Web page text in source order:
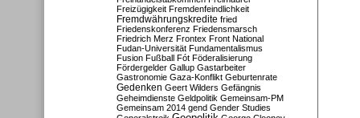
Freizügigkeit Fremdenfeindlichkeit
Fremdwährungskredite fried
Friedenskonferenz Friedensmarsch
Friedrich Merz Frontex Front National
Fudan-Universität Fundamentalismus
Fusion Fußball Fót Föderalisierung
Fördergelder Gallup Gastarbeiter
Gastronomie Gaza-Konflikt Geburtenrate
Gedenken Geert Wilders Gefängnis
Geheimdienste Geldpolitik Gemeinsam-PM
Gemeinsam 2014 gend Gender Studies